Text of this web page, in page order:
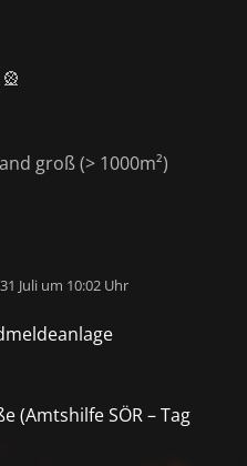
groß (> 1000m²)
31 Juli um 10:02 Uhr
(Amtshilfe SÖR – Tag